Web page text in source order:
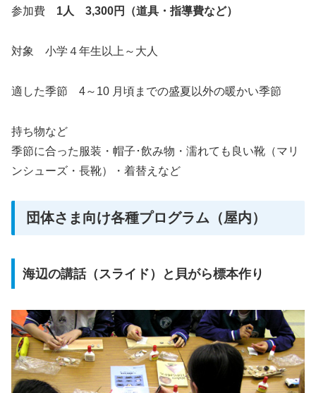
参加費 1人 3,300円（道具・指導費など）
対象 小学４年生以上～大人
適した季節 4～10 月頃までの盛夏以外の暖かい季節
持ち物など
季節に合った服装・帽子･飲み物・濡れても良い靴（マリ
ンシューズ・長靴）・着替えなど
団体さま向け各種プログラム（屋内）
海辺の講話（スライド）と貝がら標本作り